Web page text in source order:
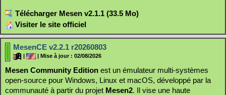
Télécharger Mesen v2.1.1 (33.5 Mo)
Visiter le site officiel
MesenCE v2.2.1 r20260803
| | Mise à jour : 02/08/2026
Mesen Community Edition est un émulateur multi‑systèmes
open‑source pour Windows, Linux et macOS, développé par la
communauté à partir du projet Mesen2. Il vise une haute